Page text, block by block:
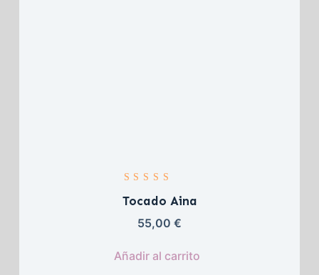
Tocado Aina
55,00 €
Añadir al carrito